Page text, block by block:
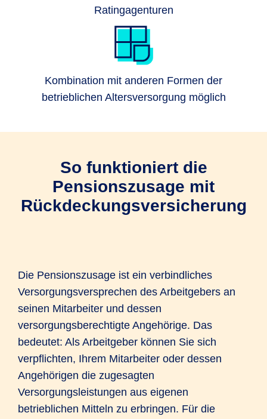
Ratingagenturen
Kombination mit anderen Formen der
betrieblichen Altersversorgung möglich
So funktioniert die
Pensionszusage mit
Rückdeckungsversicherung
Die Pensionszusage ist ein verbindliches
Versorgungsversprechen des Arbeitgebers an
seinen Mitarbeiter und dessen
versorgungsberechtigte Angehörige. Das
bedeutet: Als Arbeitgeber können Sie sich
verpflichten, Ihrem Mitarbeiter oder dessen
Angehörigen die zugesagten
Versorgungsleistungen aus eigenen
betrieblichen Mitteln zu erbringen. Für die